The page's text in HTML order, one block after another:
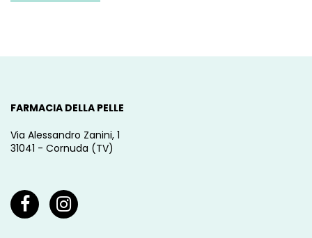
FARMACIA DELLA PELLE
Via Alessandro Zanini, 1
31041 - Cornuda (TV)